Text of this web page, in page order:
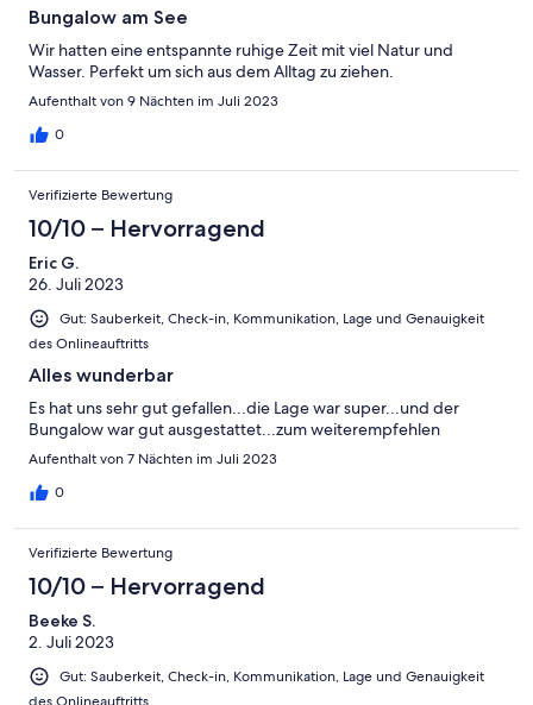
Bungalow am See
Wir hatten eine entspannte ruhige Zeit mit viel Natur und
Wasser. Perfekt um sich aus dem Alltag zu ziehen.
Aufenthalt von 9 Nächten im Juli 2023
0
Verifizierte Bewertung
10/10 – Hervorragend
Eric G.
26. Juli 2023
Gut: Sauberkeit, Check-in, Kommunikation, Lage und Genauigkeit
des Onlineauftritts
Alles wunderbar
Es hat uns sehr gut gefallen...die Lage war super...und der
Bungalow war gut ausgestattet...zum weiterempfehlen
Aufenthalt von 7 Nächten im Juli 2023
0
Verifizierte Bewertung
10/10 – Hervorragend
Beeke S.
2. Juli 2023
Gut: Sauberkeit, Check-in, Kommunikation, Lage und Genauigkeit